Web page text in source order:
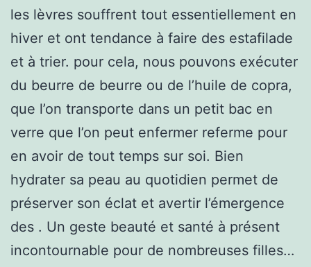
les lèvres souffrent tout essentiellement en
hiver et ont tendance à faire des estafilade
et à trier. pour cela, nous pouvons exécuter
du beurre de beurre ou de l’huile de copra,
que l’on transporte dans un petit bac en
verre que l’on peut enfermer referme pour
en avoir de tout temps sur soi. Bien
hydrater sa peau au quotidien permet de
préserver son éclat et avertir l’émergence
des . Un geste beauté et santé à présent
incontournable pour de nombreuses filles…